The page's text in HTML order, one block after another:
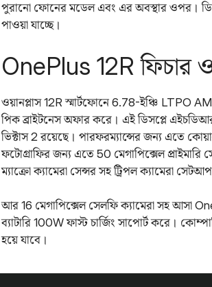
পুরানো ফোনের মডেল এবং এর অবস্থার ওপর।
পাওয়া যাচ্ছে।
OnePlus 12R ফিচার
ওয়ানপ্লাস 12R স্মার্টফোনে 6.78-ইঞ্চি LTPO
পিক ব্রাইটনেস অফার করে। এই ডিসপ্লে
ভিক্টাস 2 রয়েছে। পারফরম্যান্সের জন্য এতে
ফটোগ্রাফির জন্য এতে 50 মেগাপিক্সেল প্রাইমারি
ম্যাক্রো ক্যামেরা সেন্সর সহ ট্রিপল ক্যামেরা
আর 16 মেগাপিক্সেল সেলফি ক্যামেরা সহ আসা
ব্যাটারি 100W ফাস্ট চার্জিং সাপোর্ট করে।
হয়ে যাবে।